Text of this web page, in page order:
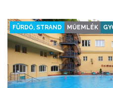
FÜRDŐ, STRAND MŰEMLÉK